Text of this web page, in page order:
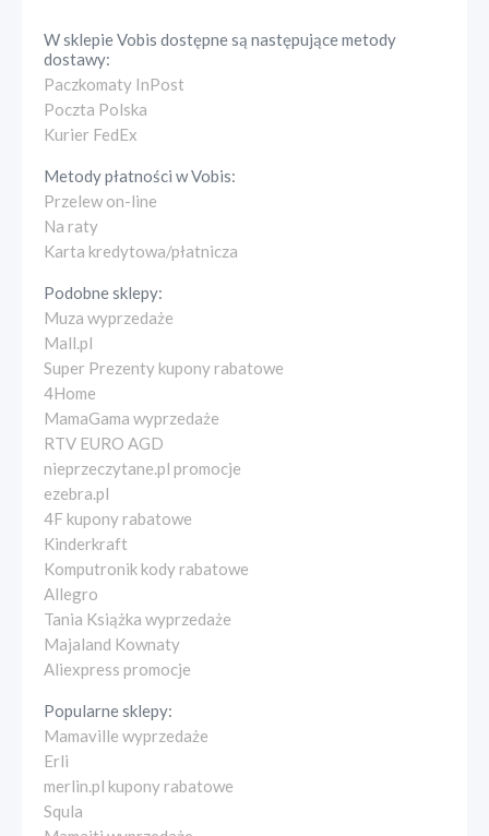
W sklepieVobis dostępne są następujące metody
dostawy:
Paczkomaty InPost
Poczta Polska
Kurier FedEx
Metody płatności wVobis:
Przelew on-line
Na raty
Karta kredytowa/płatnicza
Podobne sklepy:
Muza wyprzedaże
Mall.pl
Super Prezenty kupony rabatowe
4Home
MamaGama wyprzedaże
RTV EURO AGD
nieprzeczytane.pl promocje
ezebra.pl
4F kupony rabatowe
Kinderkraft
Komputronik kody rabatowe
Allegro
Tania Książka wyprzedaże
Majaland Kownaty
Aliexpress promocje
Popularne sklepy:
Mamaville wyprzedaże
Erli
merlin.pl kupony rabatowe
Squla